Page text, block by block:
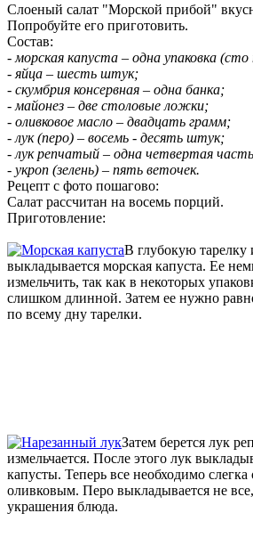
Слоеный салат "Морской прибой"
Попробуйте его приготовить.
Состав:
- морская капуста – одна упаковка
- яйца – шесть штук;
- скумбрия консервная – одна банка;
- майонез – две столовые ложки;
- оливковое масло – двадцать грамм;
- лук (перо) – восемь - десять штук;
- лук репчатый – одна четвертая
- укроп (зелень) – пять веточек.
Рецепт с фото пошагово:
Салат рассчитан на восемь порций.
Приготовление:
В глубокую тарелку
выкладывается морская капуста. Ее
измельчить, так как в некоторых
слишком длинной. Затем ее нужно
по всему дну тарелки.
Затем берется лук
измельчается. После этого лук
капусты. Теперь все необходимо
оливковым. Перо выкладывается не
украшения блюда.